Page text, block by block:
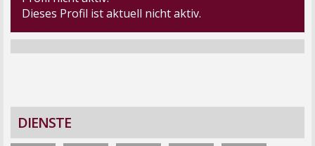
Dieses Profil ist aktuell nicht aktiv.
DIENSTE